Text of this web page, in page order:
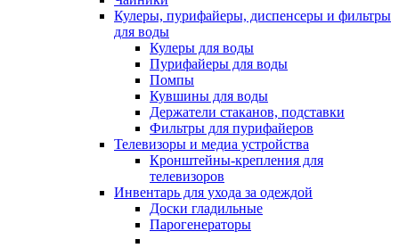
Кулеры, пурифайеры, диспенсеры и фильтры
для воды
Кулеры для воды
Пурифайеры для воды
Помпы
Кувшины для воды
Держатели стаканов, подставки
Фильтры для пурифайеров
Телевизоры и медиа устройства
Кронштейны-крепления для
телевизоров
Инвентарь для ухода за одеждой
Доски гладильные
Парогенераторы